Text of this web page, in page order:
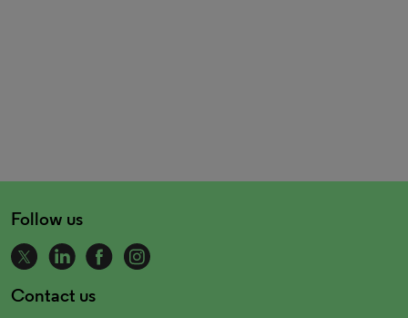
Follow us
Contact us